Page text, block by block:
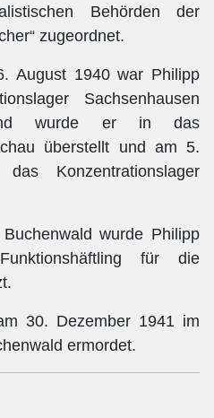
Behörden der
zugeordnet.
August 1940 war Philipp
Sachsenhausen
wurde er in das
überstellt und am 5.
Konzentrationslager
wurde Philipp
für die
30. Dezember 1941 im
ermordet.